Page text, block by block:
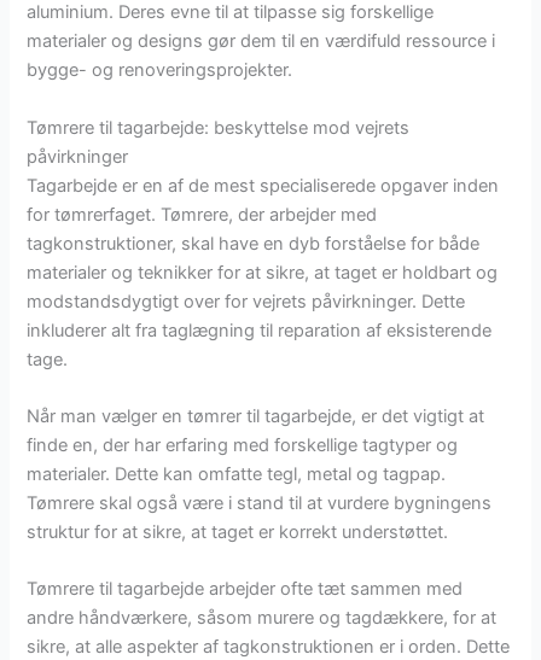
aluminium. Deres evne til at tilpasse sig forskellige
materialer og designs gør dem til en værdifuld ressource i
bygge- og renoveringsprojekter.
Tømrere til tagarbejde: beskyttelse mod vejrets
påvirkninger
Tagarbejde er en af de mest specialiserede opgaver inden
for tømrerfaget. Tømrere, der arbejder med
tagkonstruktioner, skal have en dyb forståelse for både
materialer og teknikker for at sikre, at taget er holdbart og
modstandsdygtigt over for vejrets påvirkninger. Dette
inkluderer alt fra taglægning til reparation af eksisterende
tage.
Når man vælger en tømrer til tagarbejde, er det vigtigt at
finde en, der har erfaring med forskellige tagtyper og
materialer. Dette kan omfatte tegl, metal og tagpap.
Tømrere skal også være i stand til at vurdere bygningens
struktur for at sikre, at taget er korrekt understøttet.
Tømrere til tagarbejde arbejder ofte tæt sammen med
andre håndværkere, såsom murere og tagdækkere, for at
sikre, at alle aspekter af tagkonstruktionen er i orden. Dette